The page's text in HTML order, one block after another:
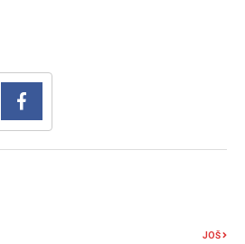
JOŠ